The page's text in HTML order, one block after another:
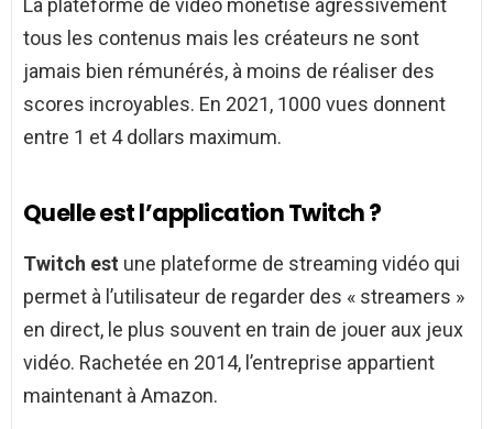
tous les contenus mais les créateurs ne sont
jamais bien rémunérés, à moins de réaliser des
scores incroyables. En 2021, 1000 vues donnent
entre 1 et 4 dollars maximum.
Quelle est l’application Twitch ?
Twitch est une plateforme de streaming vidéo qui
permet à l’utilisateur de regarder des « streamers »
en direct, le plus souvent en train de jouer aux jeux
vidéo. Rachetée en 2014, l’entreprise appartient
maintenant à Amazon.